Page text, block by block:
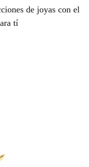
de joyas con el
tí